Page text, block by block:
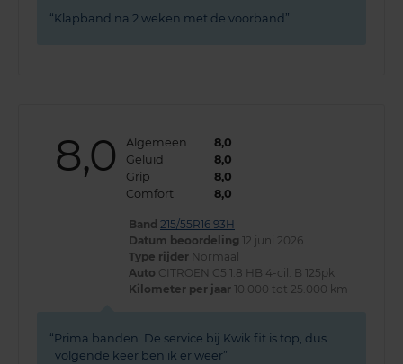
Klapband na 2 weken met de voorband
8,0 Algemeen
8,0
Geluid
8,0
Grip
8,0
Comfort
8,0
Band 215/55R16 93H
Datum beoordeling 12 juni 2026
Type rijder Normaal
Auto CITROEN C5 1.8 HB 4-cil. B 125pk
Kilometer per jaar 10.000 tot 25.000 km
Prima banden. De service bij Kwik fit is top, dus
volgende keer ben ik er weer